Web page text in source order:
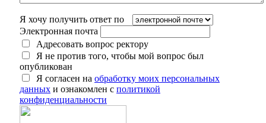
Я хочу получить ответ по
Электронная почта
Адресовать вопрос ректору
Я не против того, чтобы мой вопрос был
опубликован
Я согласен на обработку моих персональных
данных и ознакомлен с политикой
конфиденциальности